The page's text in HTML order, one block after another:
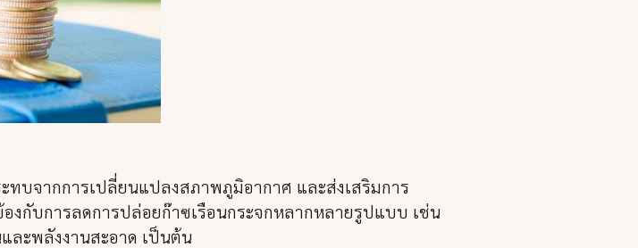
ทบจากการเปลี่ยนแปลงสภาพภูมิอากาศ และส่งเสริมการ
งกับการลดการปล่อยก๊าซเรือนกระจกหลากหลายรูปแบบ เช่น
ละพลังงานสะอาด เป็นต้น